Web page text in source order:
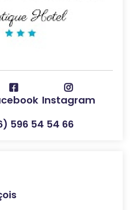
Instagram
596 54 54 66